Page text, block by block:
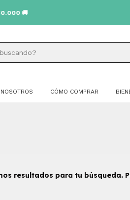
🚚
NOSOTROS CÓMO COMPRAR
resultados para tu búsqueda.